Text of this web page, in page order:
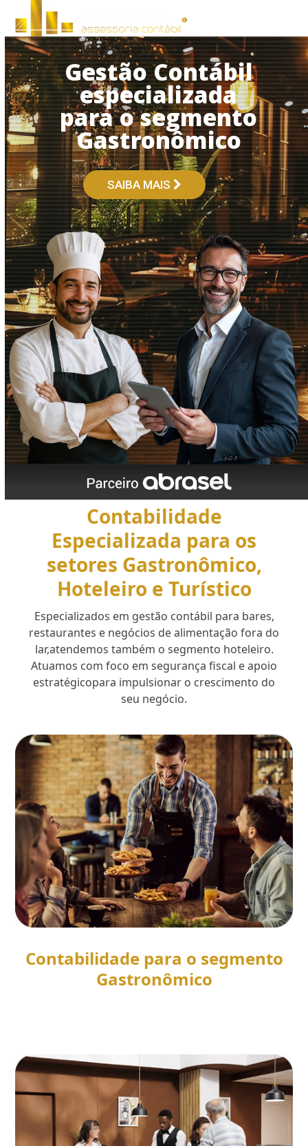
content
Open
mobile
menu
Close
mobile
menu
Gestão Contábil
especializada
para o segmento
Gastronômico
SAIBA MAIS
Contabilidade
Especializada para os
setores Gastronômico,
Hoteleiro e Turístico
Especializados em gestão contábil para bares,
restaurantes e negócios de alimentação fora do
lar,atendemos também o segmento hoteleiro.
Atuamos com foco em segurança fiscal e apoio
estratégicopara impulsionar o crescimento do
seu negócio.
Contabilidade para o segmento
Gastronômico